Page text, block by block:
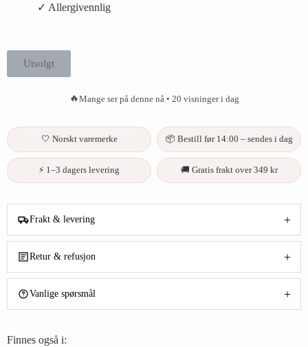
✓ Allergivennlig
Utsolgt
🔥Mange ser på denne nå • 20 visninger i dag
🤍 Norskt varemerke 📦 Bestill før 14:00 – sendes i dag
⚡ 1–3 dagers levering 🚚 Gratis frakt over 349 kr
Frakt & levering +
Retur & refusjon +
Vanlige spørsmål +
Finnes også i: